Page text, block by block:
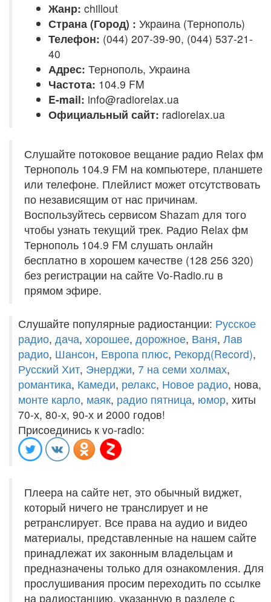
Жанр: chillout
Страна (Город) : Украина (Тернополь)
Телефон: (044) 207-39-90, (044) 537-21-
40
Адрес: Тернополь, Украина
Частота: 104.9 FM
E-mail: info@radiorelax.ua
Официальный сайт: radiorelax.ua
Слушайте потоковое вещание радио Relax фм
Тернополь 104.9 FM на компьютере, планшете
или телефоне. Плейлист может отсутствовать
по независящим от нас причинам.
Воспользуйтесь сервисом Shazam для того
чтобы узнать текущий трек. Радио Relax фм
Тернополь 104.9 FM слушать онлайн
бесплатно в хорошем качестве (128 256 320)
без регистрации на сайте Vo-Radio.ru в
прямом эфире.
Слушайте популярные радиостанции: Русское
радио, дача, хорошее, дорожное, Ваня, Лав
радио, Шансон, Европа плюс, Рекорд(Record),
Русский Хит, Энерджи, 7 на семи холмах,
романтика, Камеди, релакс, Новое радио, нова,
монте карло, маяк, радио пятница, юмор, хиты
70-х, 80-х, 90-х и 2000 годов!
Присоединись к vo-radio:
Плеера на сайте нет, это обычный виджет,
который ничего не транслирует и не
ретранслирует. Все права на аудио и видео
материалы, представленные на нашем сайте
принадлежат их законным владельцам и
предназначены только для ознакомления. Для
прослушивания просим переходить по ссылке
на радиостанцию, указанную в разделе с